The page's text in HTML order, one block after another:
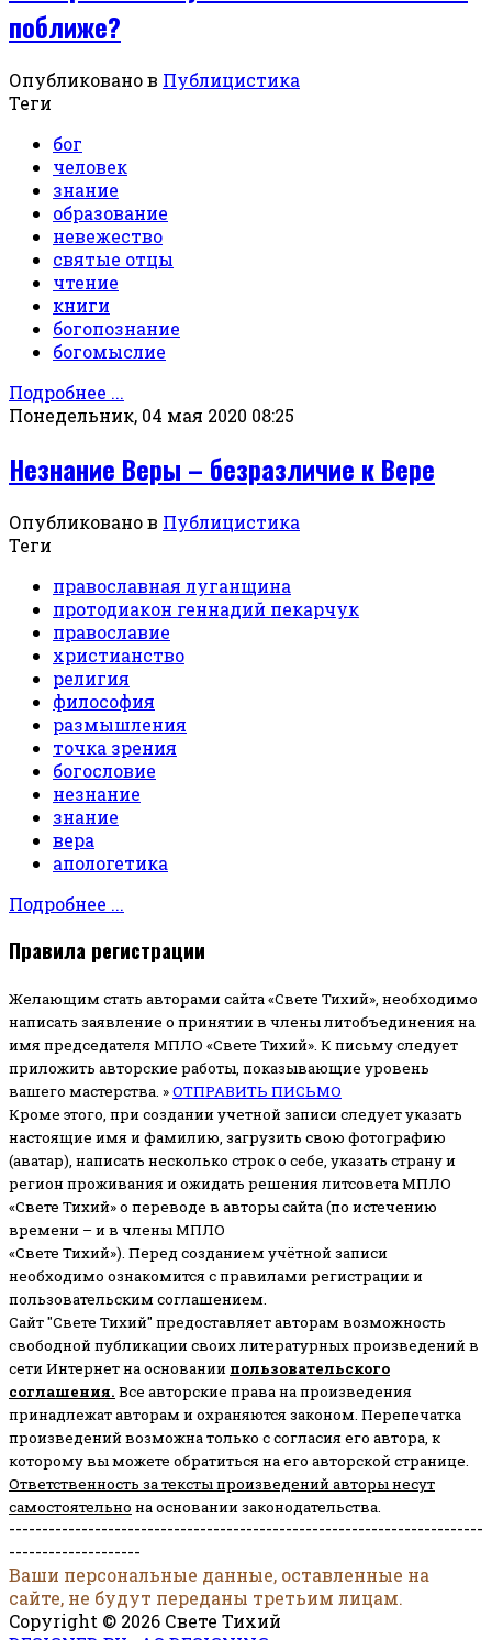
поближе?
Опубликовано в Публицистика
Теги
бог
человек
знание
образование
невежество
святые отцы
чтение
книги
богопознание
богомыслие
Подробнее ...
Понедельник, 04 мая 2020 08:25
Незнание Веры – безразличие к Вере
Опубликовано в Публицистика
Теги
православная луганщина
протодиакон геннадий пекарчук
православие
христианство
религия
философия
размышления
точка зрения
богословие
незнание
знание
вера
апологетика
Подробнее ...
Правила регистрации
Желающим стать авторами сайта «Свете Тихий», необходимо
написать заявление о принятии в члены литобъединения на
имя председателя МПЛО «Свете Тихий». К письму следует
приложить авторские работы, показывающие уровень
вашего мастерства. »ОТПРАВИТЬ ПИСЬМО
Кроме этого, при создании учетной записи следует указать
настоящие имя и фамилию, загрузить свою фотографию
(аватар), написать несколько строк о себе, указать страну и
регион проживания и ожидать решения литсовета МПЛО
«Свете Тихий» о переводе в авторы сайта (по истечению
времени – и в члены МПЛО
«Свете Тихий»). Перед созданием учётной записи
необходимо ознакомится с правилами регистрации и
пользовательским соглашением.
Сайт "Свете Тихий" предоставляет авторам возможность
свободной публикации своих литературных произведений в
сети Интернет на основании пользовательского
соглашения. Все авторские права на произведения
принадлежат авторам и охраняются законом. Перепечатка
произведений возможна только с согласия его автора, к
которому вы можете обратиться на его авторской странице.
Ответственность за тексты произведений авторы несут
самостоятельно на основании законодательства.
------------------------------------------------------------------------
--------------------
Ваши персональные данные, оставленные на
сайте, не будут переданы третьим лицам.
Copyright © 2026 Свете Тихий